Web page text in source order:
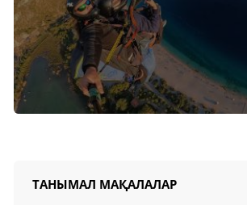
ТАНЫМАЛ МАҚАЛАЛАР